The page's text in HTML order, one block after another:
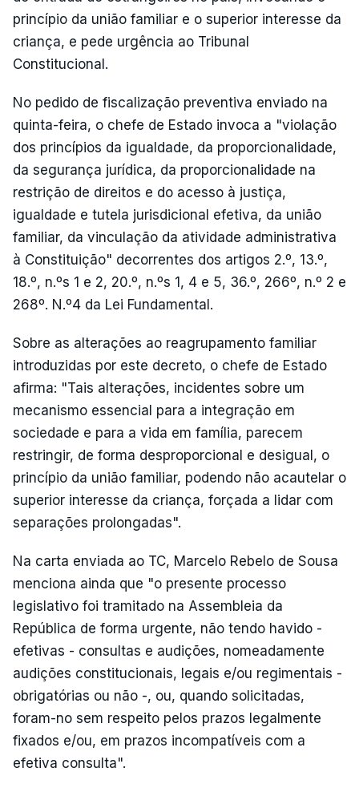
princípio da união familiar e o superior interesse da
criança, e pede urgência ao Tribunal
Constitucional.
No pedido de fiscalização preventiva enviado na
quinta-feira, o chefe de Estado invoca a "violação
dos princípios da igualdade, da proporcionalidade,
da segurança jurídica, da proporcionalidade na
restrição de direitos e do acesso à justiça,
igualdade e tutela jurisdicional efetiva, da união
familiar, da vinculação da atividade administrativa
à Constituição" decorrentes dos artigos 2.º, 13.º,
18.º, n.ºs 1 e 2, 20.º, n.ºs 1, 4 e 5, 36.º, 266º, n.º 2 e
268º. N.º4 da Lei Fundamental.
Sobre as alterações ao reagrupamento familiar
introduzidas por este decreto, o chefe de Estado
afirma: "Tais alterações, incidentes sobre um
mecanismo essencial para a integração em
sociedade e para a vida em família, parecem
restringir, de forma desproporcional e desigual, o
princípio da união familiar, podendo não acautelar o
superior interesse da criança, forçada a lidar com
separações prolongadas".
Na carta enviada ao TC, Marcelo Rebelo de Sousa
menciona ainda que "o presente processo
legislativo foi tramitado na Assembleia da
República de forma urgente, não tendo havido -
efetivas - consultas e audições, nomeadamente
audições constitucionais, legais e/ou regimentais -
obrigatórias ou não -, ou, quando solicitadas,
foram-no sem respeito pelos prazos legalmente
fixados e/ou, em prazos incompatíveis com a
efetiva consulta".